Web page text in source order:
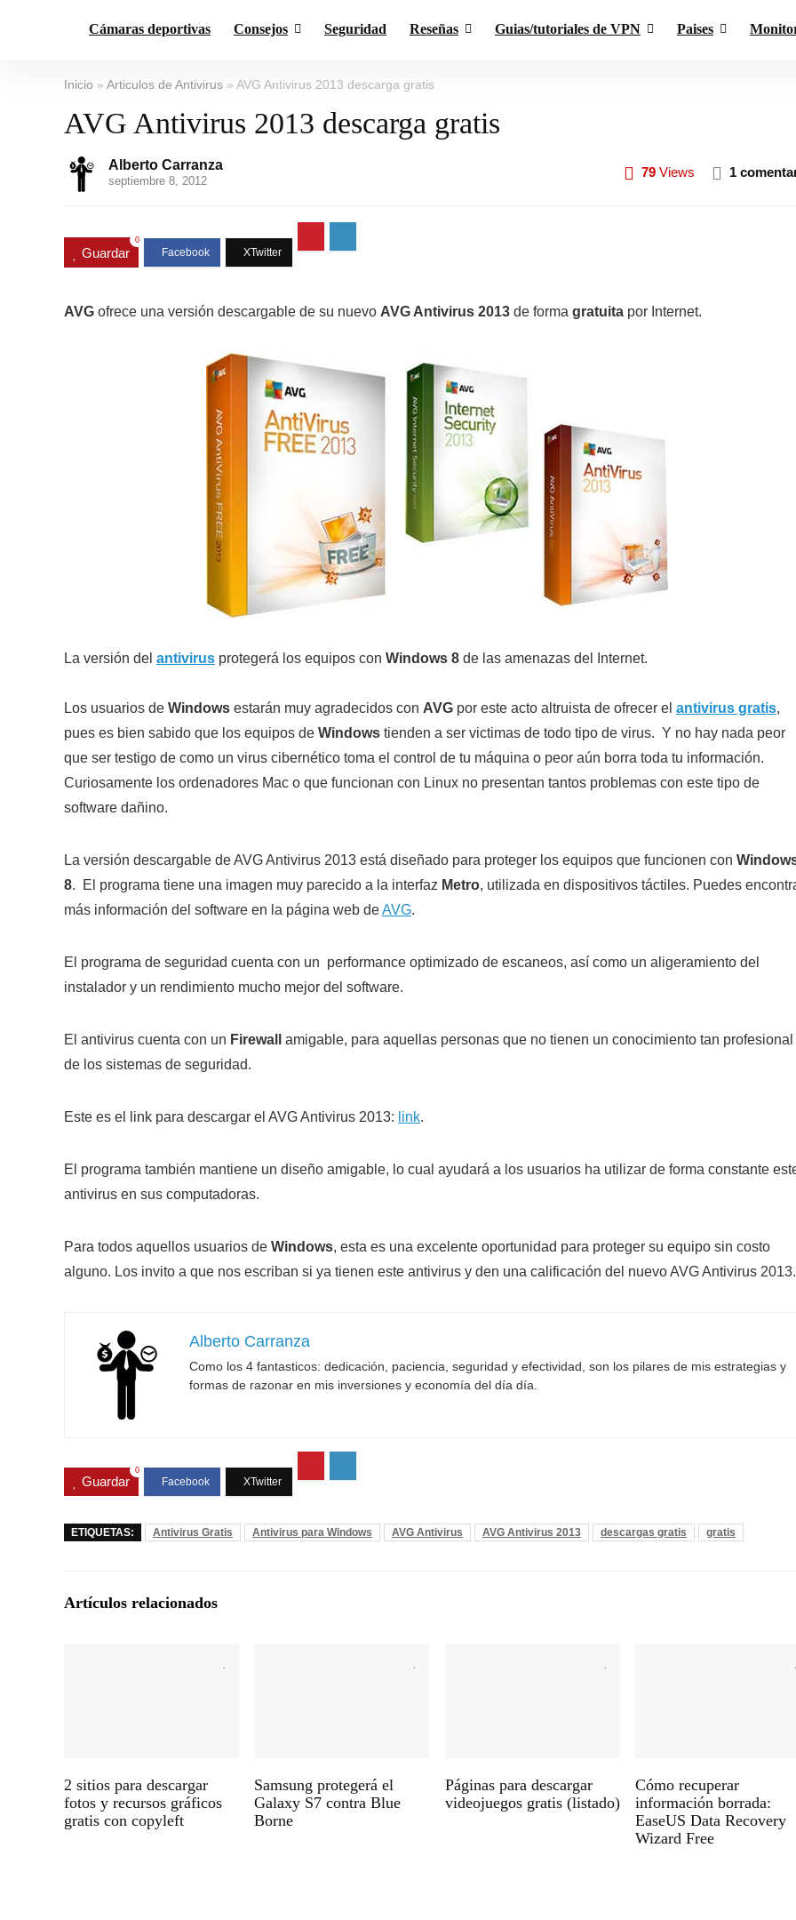
Cámaras deportivas Consejos Seguridad Reseñas Guias/tutoriales de VPN Paises
Inicio » Articulos de Antivirus » AVG Antivirus 2013 descarga gratis
AVG Antivirus 2013 descarga gratis
Alberto Carranza
septiembre 8, 2012
79 Views 1
Guardar
0
AVG ofrece una versión descargable de su nuevo AVG Antivirus 2013 de forma gratuita por Internet.
La versión del antivirus protegerá los equipos con Windows 8 de las amenazas del Internet.
Los usuarios de Windows estarán muy agradecidos con AVG por este acto altruista de ofrecer el antivirus gratis,
pues es bien sabido que los equipos de Windows tienden a ser victimas de todo tipo de virus. Y no hay nada peor
que ser testigo de como un virus cibernético toma el control de tu máquina o peor aún borra toda tu información.
Curiosamente los ordenadores Mac o que funcionan con Linux no presentan tantos problemas con este tipo de
software dañino.
La versión descargable de AVG Antivirus 2013 está diseñado para proteger los equipos que funcionen con
8. El programa tiene una imagen muy parecido a la interfaz Metro, utilizada en dispositivos táctiles. Puedes
más información del software en la página web deAVG.
El programa de seguridad cuenta con un performance optimizado de escaneos, así como un aligeramiento del
instalador y un rendimiento mucho mejor del software.
El antivirus cuenta con un Firewall
amigable, para aquellas personas que no tienen un conocimiento tan profesional
de los sistemas de seguridad.
Este es el link para descargar el AVG Antivirus 2013: link.
El programa también mantiene un diseño amigable, lo cual ayudará a los usuarios ha utilizar de forma constante
antivirus en sus computadoras.
Para todos aquellos usuarios de Windows, esta es una excelente oportunidad para proteger su equipo sin costo
alguno. Los invito a que nos escriban si ya tienen este antivirus y den una calificación del nuevo AVG Antivirus 2013.
Alberto Carranza
Como los 4 fantasticos: dedicación, paciencia, seguridad y efectividad, son los pilares de mis estrategias y
formas de razonar en mis inversiones y economía del día día.
Guardar
0
ETIQUETAS: Antivirus Gratis Antivirus para Windows AVG Antivirus AVG Antivirus 2013 descargas gratis gratis
Artículos relacionados
2 sitios para descargar
fotos y recursos gráficos
gratis con copyleft
Samsung protegerá el
Galaxy S7 contra Blue
Borne
Páginas para descargar
videojuegos gratis (listado)
Cómo recuperar
información borrada:
EaseUS Data Recovery
Wizard Free